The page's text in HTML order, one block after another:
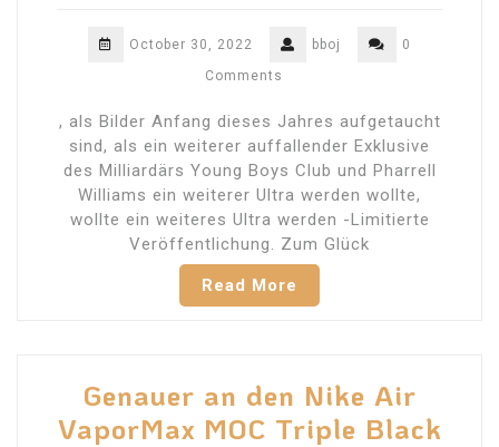
October 30, 2022 bboj
0
Comments
, als Bilder Anfang dieses Jahres aufgetaucht
sind, als ein weiterer auffallender Exklusive
des Milliardärs Young Boys Club und Pharrell
Williams ein weiterer Ultra werden wollte,
wollte ein weiteres Ultra werden -Limitierte
Veröffentlichung. Zum Glück
Read More
Genauer an den Nike Air
VaporMax MOC Triple Black